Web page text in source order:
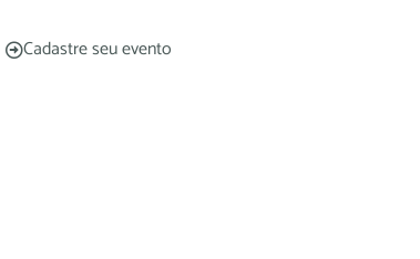
Cadastre seu evento